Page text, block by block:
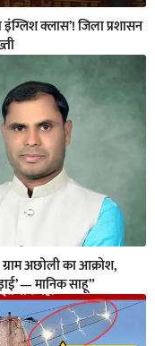
क्लास’! जिला प्रशासन
अछोली का आक्रोश,
— मानिक साहू”